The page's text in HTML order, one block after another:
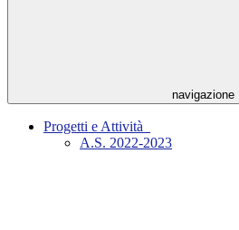
navigazione
Progetti e Attività_
A.S. 2022-2023